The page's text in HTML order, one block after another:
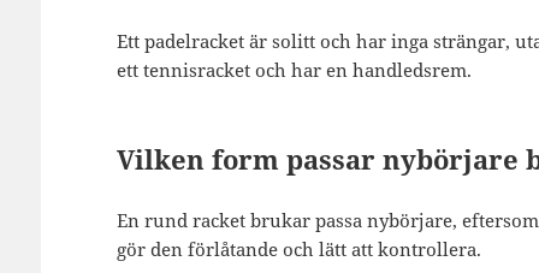
Ett padelracket är solitt och har inga strängar,
ett tennisracket och har en handledsrem.
Vilken form passar nybörjare
En rund racket brukar passa nybörjare,
gör den förlåtande och lätt att kontrollera.